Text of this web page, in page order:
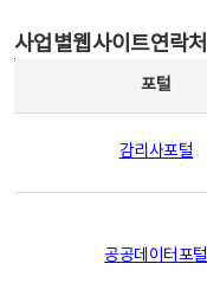
사업별웹사이트연락처
포털
감리사포털
공공데이터포털